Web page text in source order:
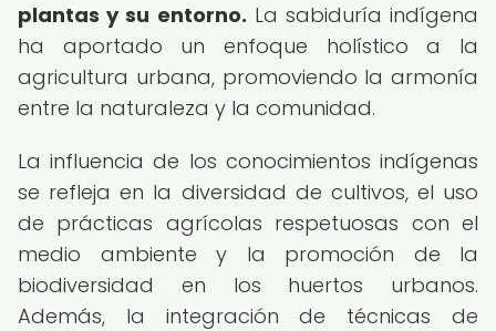
plantas y su entorno. La sabiduría indígena
ha aportado un enfoque holístico a la
agricultura urbana, promoviendo la armonía
entre la naturaleza y la comunidad.
La influencia de los conocimientos indígenas
se refleja en la diversidad de cultivos, el uso
de prácticas agrícolas respetuosas con el
medio ambiente y la promoción de la
biodiversidad en los huertos urbanos.
Además, la integración de técnicas de